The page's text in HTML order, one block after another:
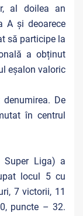
al doilea an
A și deoarece
să participe la
a obținut
eșalon valoric
De
în centrul
Super Liga) a
locul 5 cu
7 victorii, 11
puncte – 32.